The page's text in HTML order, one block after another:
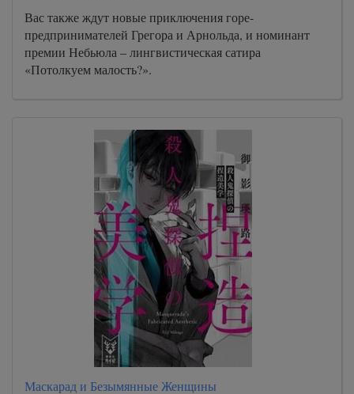
Вас также ждут новые приключения горе-
предпринимателей Грегора и Арнольда, и номинант
премии Небьюла – лингвистическая сатира
«Потолкуем малость?».
Маскарад и Безымянные Женщины